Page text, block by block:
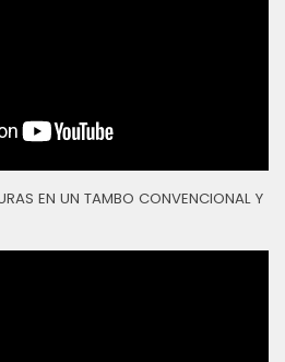
EN UN TAMBO CONVENCIONAL Y